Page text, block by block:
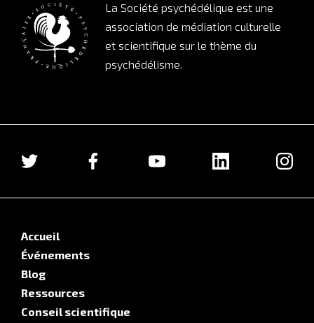
La Société psychédélique est une
association de médiation culturelle
et scientifique sur le thème du
psychédélisme.
Accueil
Événements
Blog
Ressources
Conseil scientifique